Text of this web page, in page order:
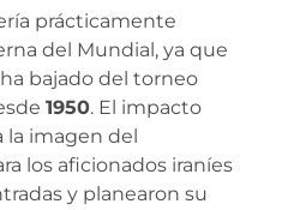
prácticamente
del Mundial, ya que
bajado del torneo
1950. El impacto
imagen del
los aficionados iraníes
y planearon su